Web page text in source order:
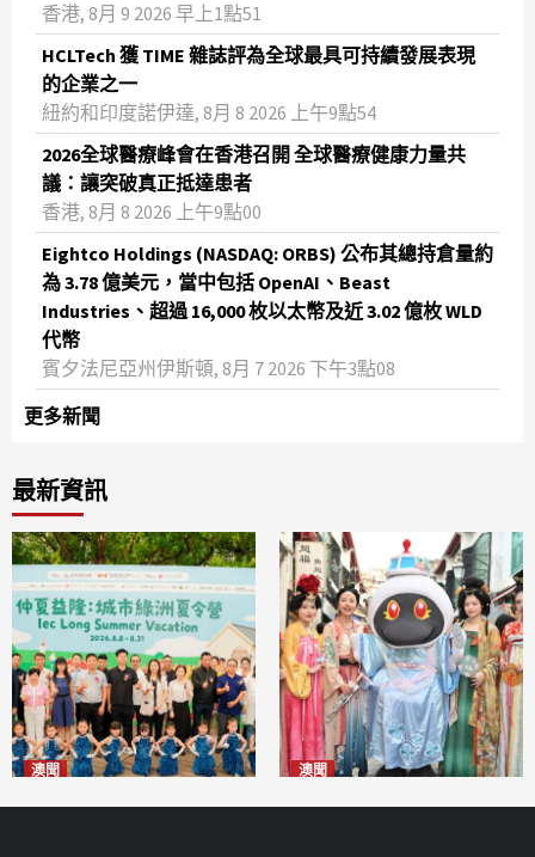
香港, 8月 9 2026 早上1點51
HCLTech 獲 TIME 雜誌評為全球最具可持續發展表現
的企業之一
紐約和印度諾伊達, 8月 8 2026 上午9點54
2026全球醫療峰會在香港召開 全球醫療健康力量共
議：讓突破真正抵達患者
香港, 8月 8 2026 上午9點00
Eightco Holdings (NASDAQ: ORBS) 公布其總持倉量約
為 3.78 億美元，當中包括 OpenAI、Beast
Industries、超過 16,000 枚以太幣及近 3.02 億枚 WLD
代幣
賓夕法尼亞州伊斯頓, 8月 7 2026 下午3點08
更多新聞
最新資訊
澳聞 澳聞